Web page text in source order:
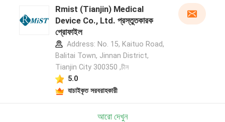
Rmist (Tianjin) Medical
Device Co., Ltd. প্রস্তুতকারক
প্রোফাইল
Address: No. 15, Kaituo Road,
Balitai Town, Jinnan District,
Tianjin City 300350 ,চীন
5.0
যাচাইকৃত সরবরাহকারী
আরো দেখুন